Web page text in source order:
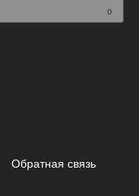
0
Обратная связь